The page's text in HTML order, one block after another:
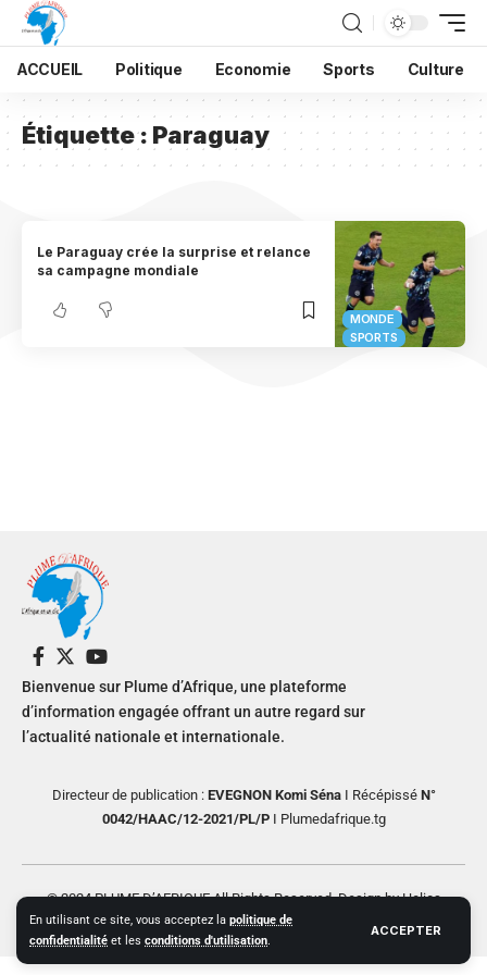
En utilisant ce site, vous acceptez la politique de
confidentialité et les conditions d'utilisation.
ACCEPTER
ACCUEIL Politique Economie Sports Culture
Étiquette : Paraguay
MONDE
SPORTS
Le Paraguay crée la surprise et relance
sa campagne mondiale
Bienvenue sur Plume d’Afrique, une plateforme
d’information engagée offrant un autre regard sur
l’actualité nationale et internationale.
Directeur de publication : EVEGNON Komi SénaI RécépisséN°
0042/HAAC/12-2021/PL/PI Plumedafrique.tg
© 2024 PLUME D’AFRIQUE All Rights Reserved. Design by Helios
Creative